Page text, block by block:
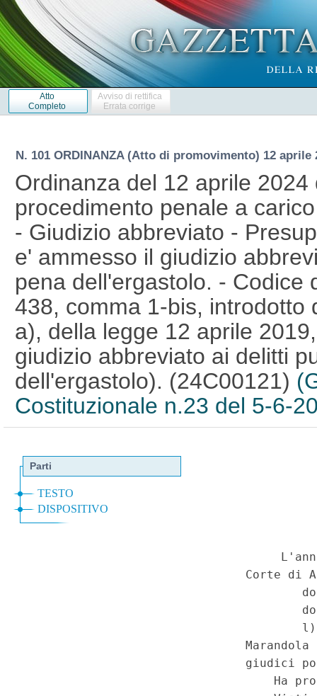
Atto
Completo
Avviso di rettifica
Errata corrige
N. 101 ORDINANZA (Atto di promovimento) 12 aprile
Ordinanza del 12 aprile
procedimento penale a
- Giudizio abbreviato -
e' ammesso il giudizio
pena dell'ergastolo. - Codice
438, comma 1-bis, introdotto
a), della legge 12 aprile
giudizio abbreviato ai delitti
dell'ergastolo). (24C00121)
Costituzionale n.23 del 5-6-